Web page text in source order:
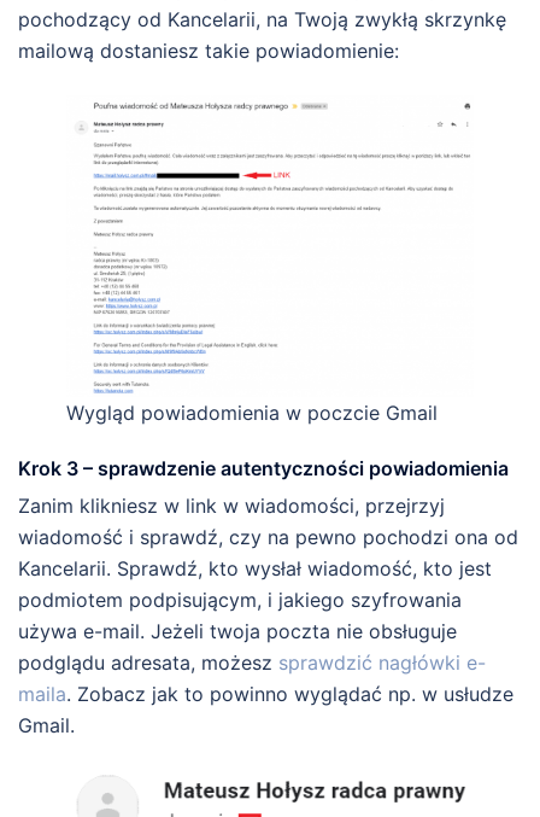
pochodzący od Kancelarii, na Twoją zwykłą skrzynkę
mailową dostaniesz takie powiadomienie:
Wygląd powiadomienia w poczcie Gmail
Krok 3 – sprawdzenie autentyczności powiadomienia
Zanim klikniesz w link w wiadomości, przejrzyj
wiadomość i sprawdź, czy na pewno pochodzi ona od
Kancelarii. Sprawdź, kto wysłał wiadomość, kto jest
podmiotem podpisującym, i jakiego szyfrowania
używa e-mail. Jeżeli twoja poczta nie obsługuje
podglądu adresata, możesz sprawdzić nagłówki e-
maila. Zobacz jak to powinno wyglądać np. w usłudze
Gmail.